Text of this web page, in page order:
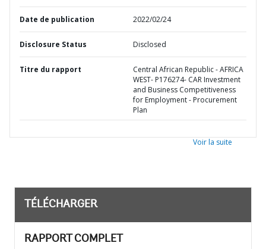
Date de publication 2022/02/24
Disclosure Status Disclosed
Titre du rapport
Central African Republic - AFRICA
WEST- P176274- CAR Investment
and Business Competitiveness
for Employment - Procurement
Plan
Voir la suite
TÉLÉCHARGER
RAPPORT COMPLET